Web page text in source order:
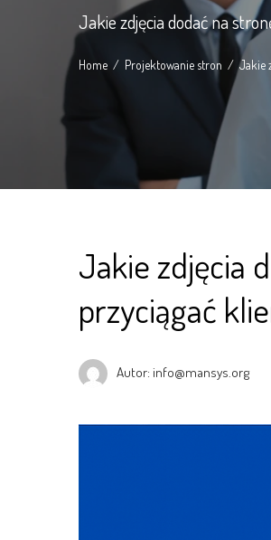
Jakie zdjęcia dodać na
Home Projektowanie stron Jakie
Jakie zdjęcia
przyciągać
Autor: info@mansys.org